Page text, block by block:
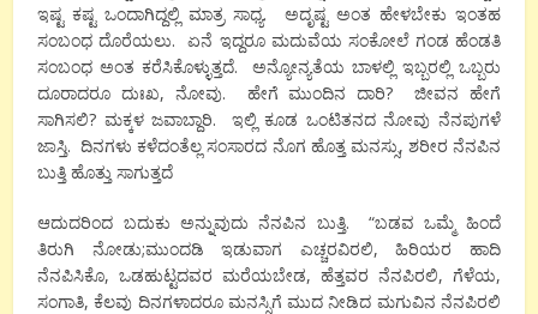
ಇಷ್ಟ ಕಷ್ಟ ಒಂದಾಗಿದ್ದಲ್ಲಿ ಮಾತ್ರ ಸಾಧ್ಯ. ಅದೃಷ್ಟ ಅಂತ ಹೇಳಬೇಕು ಇಂತಹ
ಸಂಬಂಧ ದೊರೆಯಲು. ಏನೆ ಇದ್ದರೂ ಮದುವೆಯ ಸಂಕೋಲೆ ಗಂಡ ಹೆಂಡತಿ
ಸಂಬಂಧ ಅಂತ ಕರೆಸಿಕೊಳ್ಳುತ್ತದೆ. ಅನ್ಯೋನ್ಯತೆಯ ಬಾಳಲ್ಲಿ ಇಬ್ಬರಲ್ಲಿ ಒಬ್ಬರು
ದೂರಾದರೂ ದುಃಖ, ನೋವು. ಹೇಗೆ ಮುಂದಿನ ದಾರಿ? ಜೀವನ ಹೇಗೆ
ಸಾಗಿಸಲಿ? ಮಕ್ಕಳ ಜವಾಬ್ದಾರಿ. ಇಲ್ಲಿ ಕೂಡ ಒಂಟಿತನದ ನೋವು ನೆನಪುಗಳೆ
ಜಾಸ್ತಿ. ದಿನಗಳು ಕಳೆದಂತೆಲ್ಲ ಸಂಸಾರದ ನೊಗ ಹೊತ್ತ ಮನಸ್ಸು, ಶರೀರ ನೆನಪಿನ
ಬುತ್ತಿ ಹೊತ್ತು ಸಾಗುತ್ತದೆ
ಆದುದರಿಂದ ಬದುಕು ಅನ್ನುವುದು ನೆನಪಿನ ಬುತ್ತಿ. “ಬಡವ ಒಮ್ಮೆ ಹಿಂದೆ
ತಿರುಗಿ ನೋಡು;ಮುಂದಡಿ ಇಡುವಾಗ ಎಚ್ಚರವಿರಲಿ, ಹಿರಿಯರ ಹಾದಿ
ನೆನಪಿಸಿಕೊ, ಒಡಹುಟ್ಟದವರ ಮರೆಯಬೇಡ, ಹೆತ್ತವರ ನೆನಪಿರಲಿ, ಗೆಳೆಯ,
ಸಂಗಾತಿ, ಕೆಲವು ದಿನಗಳಾದರೂ ಮನಸ್ಸಿಗೆ ಮುದ ನೀಡಿದ ಮಗುವಿನ ನೆನಪಿರಲಿ